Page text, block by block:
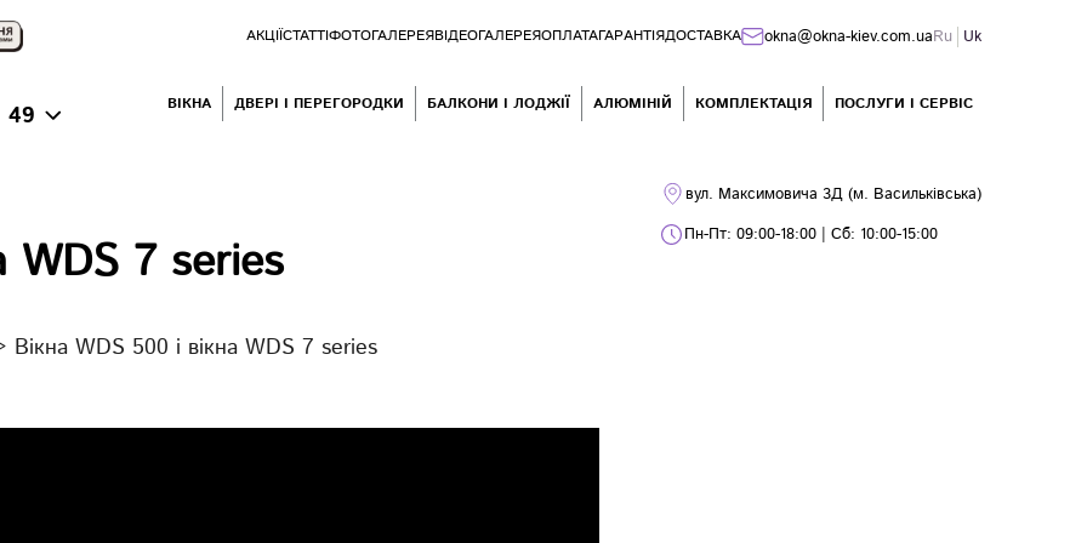
АКЦІЇСТАТТІФОТОГАЛЕРЕЯВІДЕОГАЛЕРЕЯОПЛАТАГАРАНТІЯДОСТАВКА okna@okna-kiev.com.uaRu Uk
49 ВІКНА ДВЕРІ І ПЕРЕГОРОДКИ БАЛКОНИ І ЛОДЖІЇ АЛЮМІНІЙ КОМПЛЕКТАЦІЯ ПОСЛУГИ І СЕРВІС
вул. Максимовича 3Д (м. Васильківська)
Пн-Пт: 09:00-18:00 | Сб: 10:00-15:00
WDS 7 series
Вікна WDS 500 і вікна WDS 7 series